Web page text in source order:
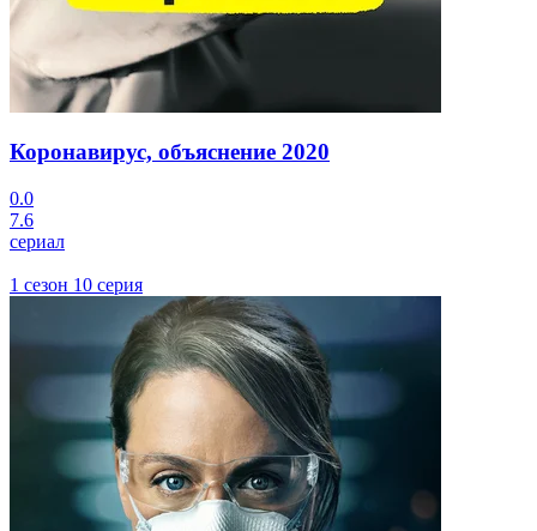
Коронавирус, объяснение 2020
0.0
7.6
сериал
1 сезон 10 серия